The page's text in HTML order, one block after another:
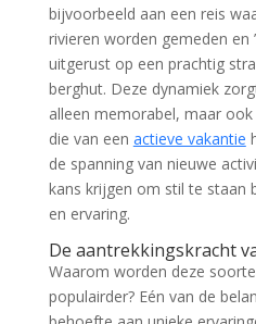
bijvoorbeeld aan een reis
rivieren worden gemeden en
uitgerust op een prachtig
berghut. Deze dynamiek
alleen memorabel, maar
die van een actieve vakantie
de spanning van nieuwe
kans krijgen om stil te staan
en ervaring.
De aantrekkingskracht
Waarom worden deze
populairder? Eén van de